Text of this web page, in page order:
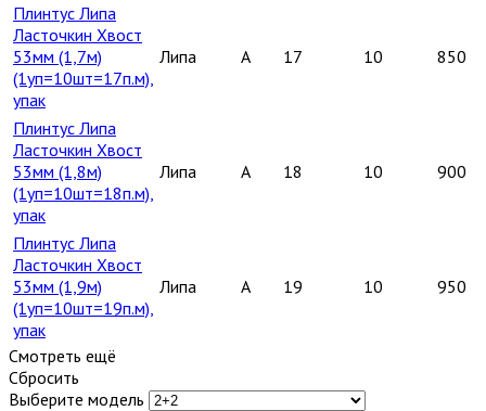
Плинтус Липа
Ласточкин Хвост
53мм (1,7м)
(1уп=10шт=17п.м),
упак
Липа A 17 10 850
Плинтус Липа
Ласточкин Хвост
53мм (1,8м)
(1уп=10шт=18п.м),
упак
Липа A 18 10 900
Плинтус Липа
Ласточкин Хвост
53мм (1,9м)
(1уп=10шт=19п.м),
упак
Липа A 19 10 950
Смотреть ещё
Сбросить
Выберите модель